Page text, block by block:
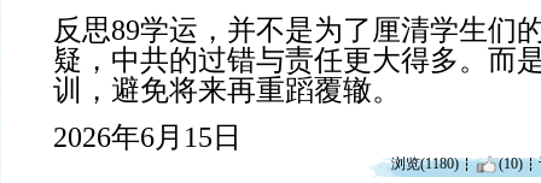
反思89学运，并不是为了厘清学生们
疑，中共的过错与责任更大得多。而
训，避免将来再重蹈覆辙。
2026年6月15日
浏览(1180) (10)